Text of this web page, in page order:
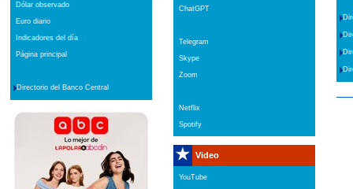
Dólar observado
Euro diario
Indicadores del día
Página principal
Directorio del Banco Central
ChatGPT
Telegram
Skype
Zoom
Netflix
Spotify
Video
YouTube